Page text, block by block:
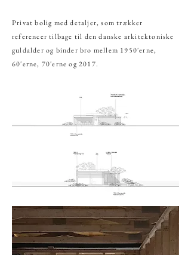
Privat bolig med detaljer, som trækker
referencer tilbage til den danske arkitektoniske
guldalder og binder bro mellem 1950'erne,
60'erne, 70'erne og 2017.